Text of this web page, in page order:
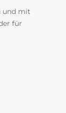
und mit
für